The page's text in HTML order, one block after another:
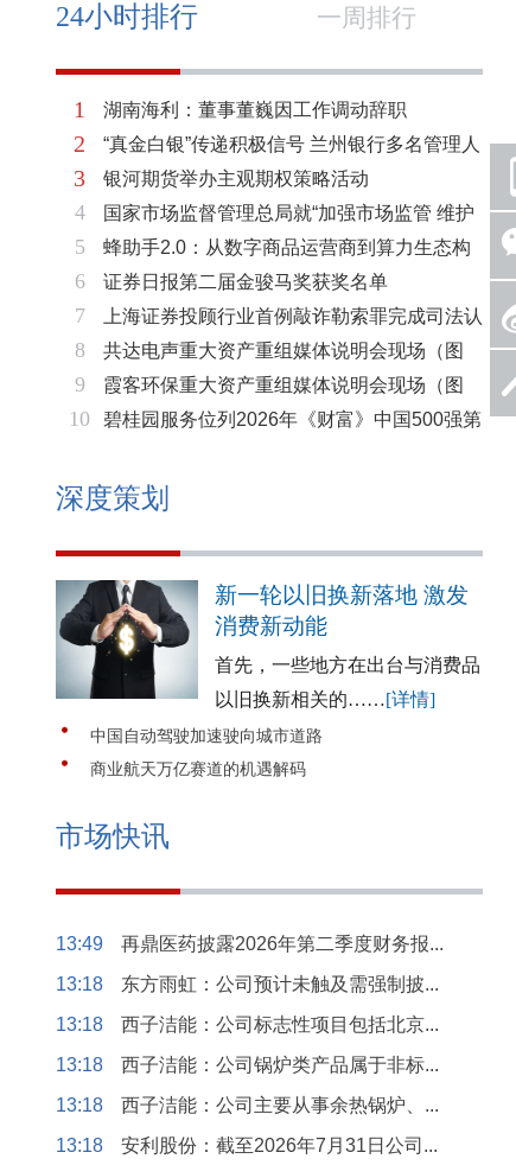
24小时排行 一周排行
1
2
3
4
5
6
7
8
9
10
湖南海利：董事董巍因工作调动辞职
“真金白银”传递积极信号 兰州银行多名管理人
员拟增持公司股份不低于600万元
银河期货举办主观期权策略活动
国家市场监督管理总局就“加强市场监管 维护
市场秩序”答记者问
蜂助手2.0：从数字商品运营商到算力生态构
建者的跃迁
证券日报第二届金骏马奖获奖名单
上海证券投顾行业首例敲诈勒索罪完成司法认
定 司法机关重拳打击“职业索赔人”
共达电声重大资产重组媒体说明会现场（图
片）
霞客环保重大资产重组媒体说明会现场（图
片）
碧桂园服务位列2026年《财富》中国500强第
深度策划
新一轮以旧换新落地 激发
消费新动能
首先，一些地方在出台与消费品
以旧换新相关的……[详情]
中国自动驾驶加速驶向城市道路
商业航天万亿赛道的机遇解码
市场快讯
13:49
再鼎医药披露2026年第二季度财务报...
13:18
东方雨虹：公司预计未触及需强制披...
13:18
西子洁能：公司标志性项目包括北京...
13:18
西子洁能：公司锅炉类产品属于非标...
13:18
西子洁能：公司主要从事余热锅炉、...
13:18
安利股份：截至2026年7月31日公司...